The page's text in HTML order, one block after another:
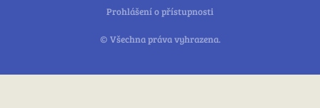
Prohlášení o přístupnosti
© Všechna práva vyhrazena.